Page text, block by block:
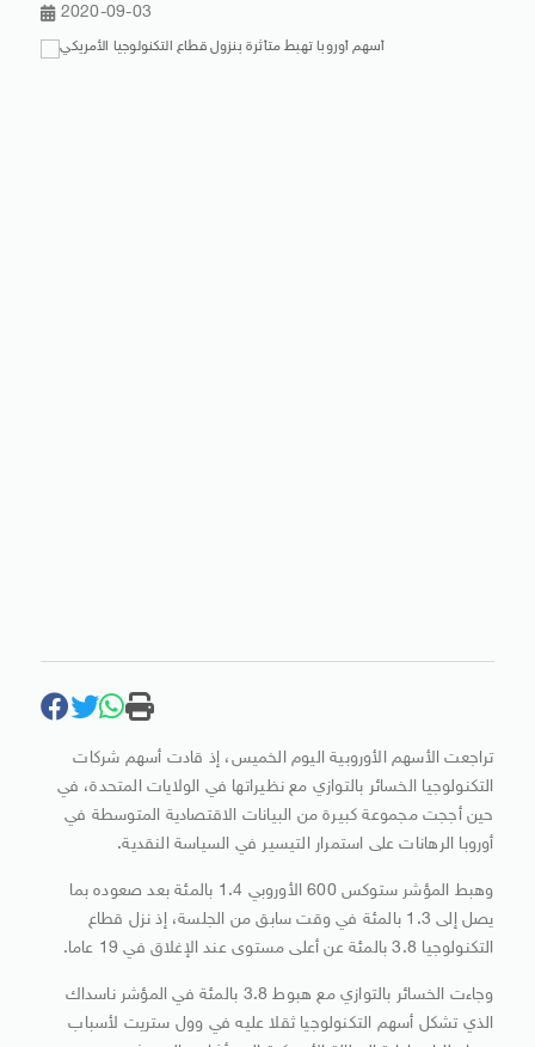
2020-09-03
تراجعت الأسهم الأوروبية اليوم الخميس، إذ قادت أسهم شركات
التكنولوجيا الخسائر بالتوازي مع نظيراتها في الولايات المتحدة، في
حين أججت مجموعة كبيرة من البيانات الاقتصادية المتوسطة في
أوروبا الرهانات على استمرار التيسير في السياسة النقدية.
وهبط المؤشر ستوكس 600 الأوروبي 1.4 بالمئة بعد صعوده بما
يصل إلى 1.3 بالمئة في وقت سابق من الجلسة، إذ نزل قطاع
التكنولوجيا 3.8 بالمئة عن أعلى مستوى عند الإغلاق في 19 عاما.
وجاءت الخسائر بالتوازي مع هبوط 3.8 بالمئة في المؤشر ناسداك
الذي تشكل أسهم التكنولوجيا ثقلا عليه في وول ستريت لأسباب